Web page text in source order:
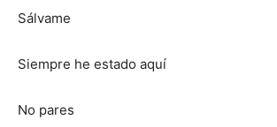
Sálvame
Siempre he estado aquí
No pares